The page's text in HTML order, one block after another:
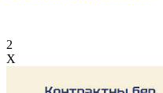
2
X